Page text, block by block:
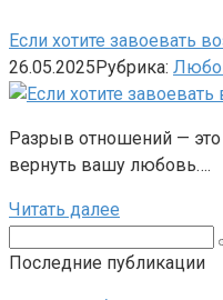
Если хотите завоевать
26.05.2025Рубрика:
Разрыв отношений — это
вернуть вашу любовь….
Читать далее
Последние публикации